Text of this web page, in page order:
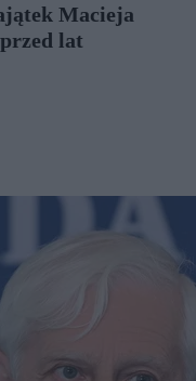
Macieja
lat